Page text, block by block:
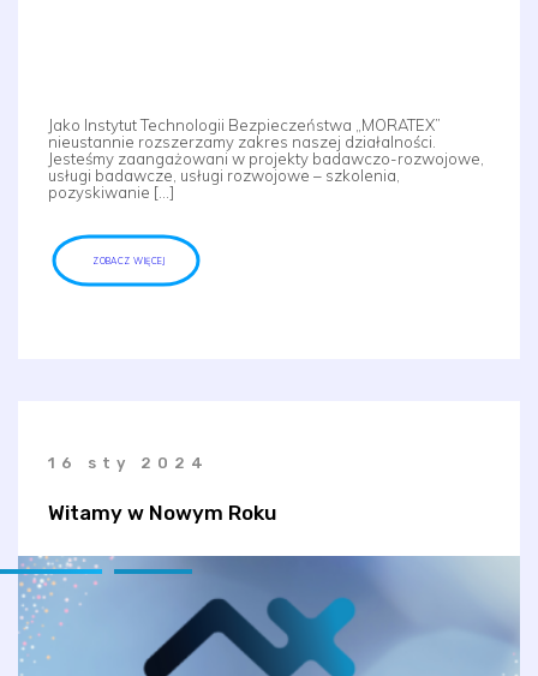
Jako Instytut Technologii Bezpieczeństwa „MORATEX”
nieustannie rozszerzamy zakres naszej działalności.
Jesteśmy zaangażowani w projekty badawczo-rozwojowe,
usługi badawcze, usługi rozwojowe – szkolenia,
pozyskiwanie […]
ZOBACZ WIĘCEJ
16 sty 2024
Witamy w Nowym Roku